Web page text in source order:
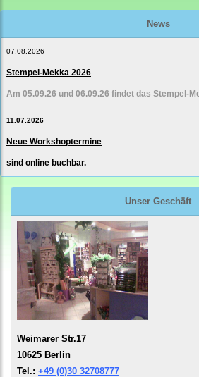
News
07.08.2026
Stempel-Mekka 2026
Am 05.09.26 und 06.09.26 findet das Stempel-
11.07.2026
Neue Workshoptermine
sind online buchbar.
Unser Geschäft
Weimarer Str.17
10625 Berlin
Tel.: +49 (0)30 32708777